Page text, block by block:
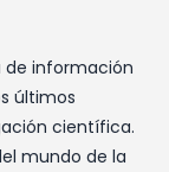
de información
últimos
científica.
mundo de la